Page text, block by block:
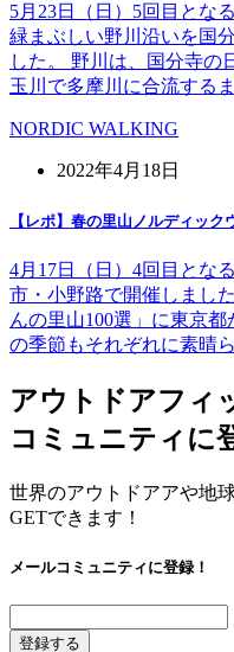
5月23日（日）5回目とな
緑まぶしい野川沿いを国
した。 野川は、国分寺の
玉川で多摩川に合流する
NORDIC WALKING
2022年4月18日
【レポ】春の里山ノルディッ
4月17日（日）4回目とな
市・小野路で開催しまし
んの里山100選」に東京
の季節もそれぞれに素晴
アウトドアフィ
コミュニティに
世界のアウトドアアや地
GETできます！
メールコミュニティに登録！